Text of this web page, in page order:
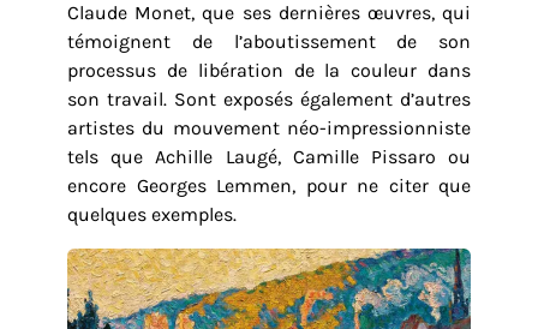
Claude Monet, que ses dernières œuvres, qui
témoignent de l’aboutissement de son
processus de libération de la couleur dans
son travail. Sont exposés également d’autres
artistes du mouvement néo-impressionniste
tels que Achille Laugé, Camille Pissaro ou
encore Georges Lemmen, pour ne citer que
quelques exemples.